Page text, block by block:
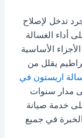
تدخل لإصلاح
أداء الغسالة
الأساسية
يقلل من
اريستون في
مدار سنوات
خدمة صيانة
في جميع